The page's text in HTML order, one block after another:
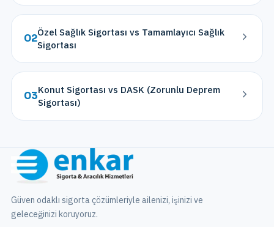
02Özel Sağlık Sigortası vs Tamamlayıcı Sağlık
Sigortası
03Konut Sigortası vs DASK (Zorunlu Deprem
Sigortası)
Güven odaklı sigorta çözümleriyle ailenizi, işinizi ve
geleceğinizi koruyoruz.